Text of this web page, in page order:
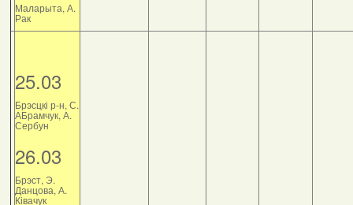
Маларыта, А.
Рак
25.03
Брэсцкі р-н, С.
АБрамчук, А.
Сербун
26.03
Брэст, Э.
Данцова, А.
Ківачук